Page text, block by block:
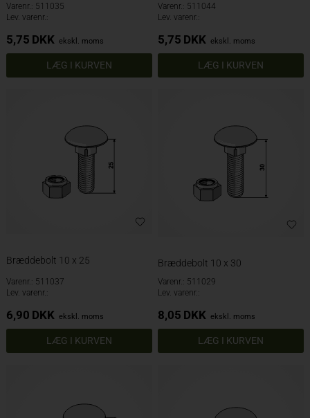
Varenr.: 511035
Lev. varenr.:
5,75 DKK ekskl. moms
Varenr.: 511044
Lev. varenr.:
5,75 DKK ekskl. moms
Bræddebolt 10 x 25
Varenr.: 511037
Lev. varenr.:
6,90 DKK ekskl. moms
Bræddebolt 10 x 30
Varenr.: 511029
Lev. varenr.:
8,05 DKK ekskl. moms